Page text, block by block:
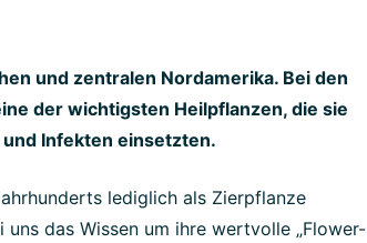
und zentralen Nordamerika. Bei den
der wichtigsten Heilpflanzen, die sie
Infekten einsetzten.
lediglich als Zierpflanze
das Wissen um ihre wertvolle „Flower-